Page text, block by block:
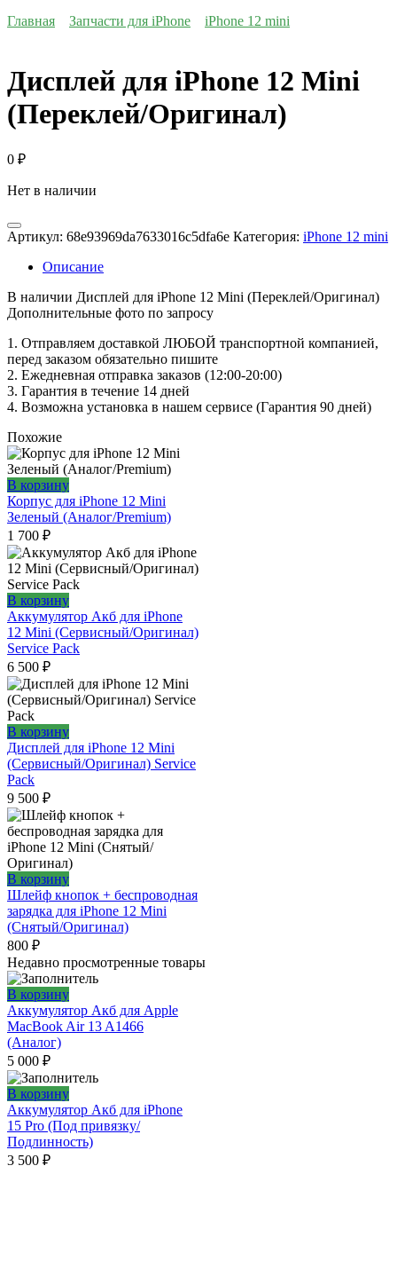
Главная
Запчасти для iPhone iPhone 12 mini
Дисплей для iPhone 12 Mini
(Переклей/Оригинал)
0 ₽
Нет в наличии
Артикул: 68e93969da7633016c5dfa6e Категория: iPhone 12 mini
Описание
В наличии Дисплей для iPhone 12 Mini (Переклей/Оригинал)
Дополнительные фото по запросу
1. Oтпpавляем доставкой ЛЮБОЙ транспортной компанией,
перед заказом обязательно пишите
2. Ежедневная отправка заказов (12:00-20:00)
3. Гарантия в течение 14 дней
4. Возможна установка в нашем сервисе (Гарантия 90 дней)
Похожие
В корзину
Корпус для iPhone 12 Mini
Зеленый (Аналог/Premium)
1 700 ₽
В корзину
Аккумулятор Акб для iPhone
12 Mini (Сервисный/Оригинал)
Service Pack
6 500 ₽
В корзину
Дисплей для iPhone 12 Mini
(Сервисный/Оригинал) Service
Pack
9 500 ₽
В корзину
Шлейф кнопок + беспроводная
зарядка для iPhone 12 Mini
(Снятый/Оригинал)
800 ₽
Недавно просмотренные товары
В корзину
Аккумулятор Акб для Apple
MacBook Air 13 A1466
(Аналог)
5 000 ₽
В корзину
Аккумулятор Акб для iPhone
15 Pro (Под привязку/
Подлинность)
3 500 ₽